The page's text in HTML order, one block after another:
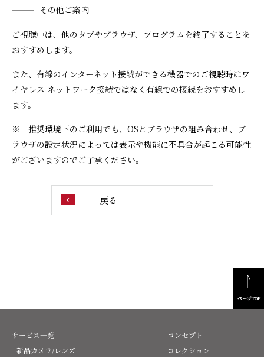
その他ご案内
ご視聴中は、他のタブやブラウザ、プログラムを終了することを
おすすめします。
また、有線のインターネット接続ができる機器でのご視聴時はワ
イヤレス ネットワーク接続ではなく有線での接続をおすすめし
ます。
※ 推奨環境下のご利用でも、OSとブラウザの組み合わせ、ブ
ラウザの設定状況によっては表示や機能に不具合が起こる可能性
がございますのでご了承ください。
戻る
ページTOP
サービス一覧
新品カメラ/レンズ
コンセプト
コレクション